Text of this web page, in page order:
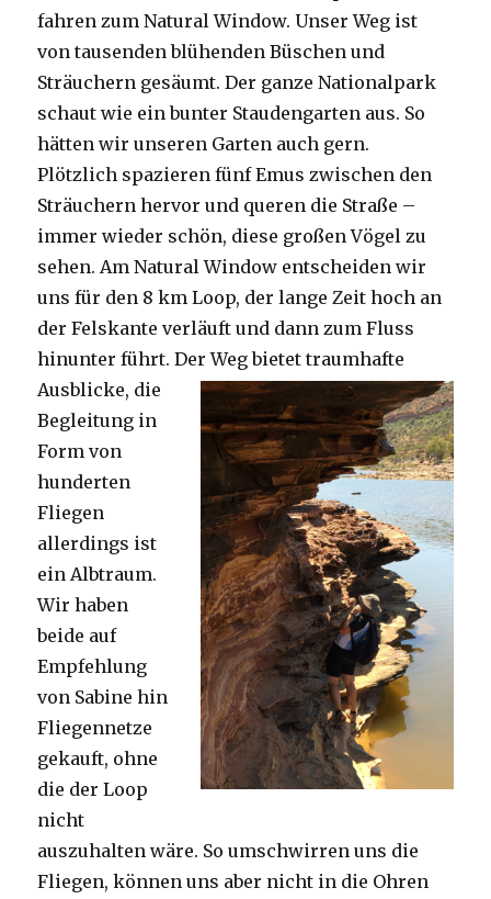
fahren zum Natural Window. Unser Weg ist
von tausenden blühenden Büschen und
Sträuchern gesäumt. Der ganze Nationalpark
schaut wie ein bunter Staudengarten aus. So
hätten wir unseren Garten auch gern.
Plötzlich spazieren fünf Emus zwischen den
Sträuchern hervor und queren die Straße –
immer wieder schön, diese großen Vögel zu
sehen. Am Natural Window entscheiden wir
uns für den 8 km Loop, der lange Zeit hoch an
der Felskante verläuft und dann zum Fluss
hinunter führt. Der Weg bietet traumhafte
Ausblicke, die
Begleitung in
Form von
hunderten
Fliegen
allerdings ist
ein Albtraum.
Wir haben
beide auf
Empfehlung
von Sabine hin
Fliegennetze
gekauft, ohne
die der Loop
nicht
auszuhalten wäre. So umschwirren uns die
Fliegen, können uns aber nicht in die Ohren